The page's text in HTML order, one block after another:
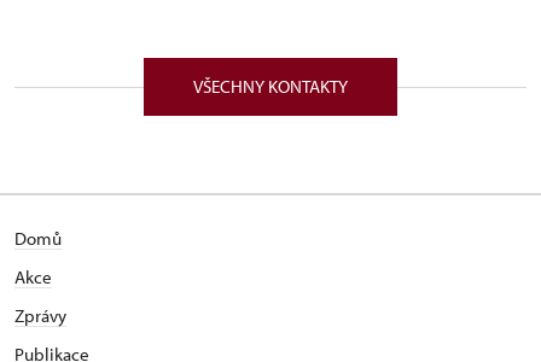
VŠECHNY KONTAKTY
Domů
Akce
Zprávy
Publikace